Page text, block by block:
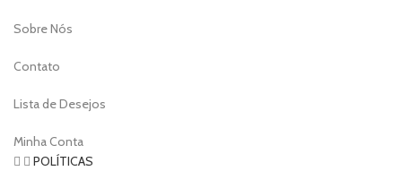
Sobre Nós
Contato
Lista de Desejos
Minha Conta
POLÍTICAS